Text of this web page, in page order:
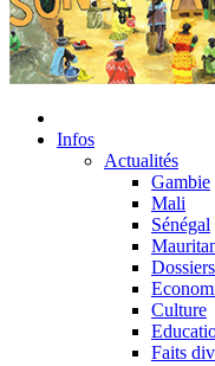
Infos
Actualités
Gambie
Mali
Sénégal
Dossiers
Culture
Faits